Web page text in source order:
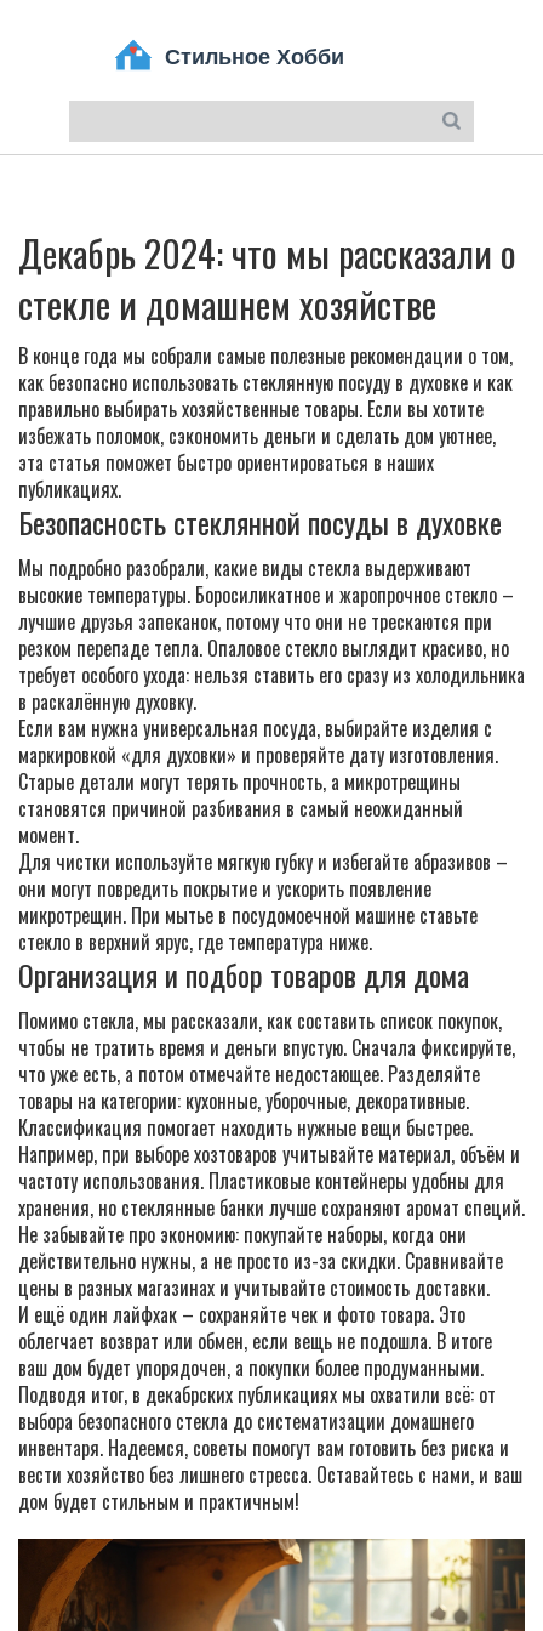
Декабрь 2024: что мы рассказали о
стекле и домашнем хозяйстве
В конце года мы собрали самые полезные рекомендации о том,
как безопасно использовать стеклянную посуду в духовке и как
правильно выбирать хозяйственные товары. Если вы хотите
избежать поломок, сэкономить деньги и сделать дом уютнее,
эта статья поможет быстро ориентироваться в наших
публикациях.
Безопасность стеклянной посуды в духовке
Мы подробно разобрали, какие виды стекла выдерживают
высокие температуры. Боросиликатное и жаропрочное стекло –
лучшие друзья запеканок, потому что они не трескаются при
резком перепаде тепла. Опаловое стекло выглядит красиво, но
требует особого ухода: нельзя ставить его сразу из холодильника
в раскалённую духовку.
Если вам нужна универсальная посуда, выбирайте изделия с
маркировкой «для духовки» и проверяйте дату изготовления.
Старые детали могут терять прочность, а микротрещины
становятся причиной разбивания в самый неожиданный
момент.
Для чистки используйте мягкую губку и избегайте абразивов –
они могут повредить покрытие и ускорить появление
микротрещин. При мытье в посудомоечной машине ставьте
стекло в верхний ярус, где температура ниже.
Организация и подбор товаров для дома
Помимо стекла, мы рассказали, как составить список покупок,
чтобы не тратить время и деньги впустую. Сначала фиксируйте,
что уже есть, а потом отмечайте недостающее. Разделяйте
товары на категории: кухонные, уборочные, декоративные.
Классификация помогает находить нужные вещи быстрее.
Например, при выборе хозтоваров учитывайте материал, объём и
частоту использования. Пластиковые контейнеры удобны для
хранения, но стеклянные банки лучше сохраняют аромат специй.
Не забывайте про экономию: покупайте наборы, когда они
действительно нужны, а не просто из-за скидки. Сравнивайте
цены в разных магазинах и учитывайте стоимость доставки.
И ещё один лайфхак – сохраняйте чек и фото товара. Это
облегчает возврат или обмен, если вещь не подошла. В итоге
ваш дом будет упорядочен, а покупки более продуманными.
Подводя итог, в декабрских публикациях мы охватили всё: от
выбора безопасного стекла до систематизации домашнего
инвентаря. Надеемся, советы помогут вам готовить без риска и
вести хозяйство без лишнего стресса. Оставайтесь с нами, и ваш
дом будет стильным и практичным!